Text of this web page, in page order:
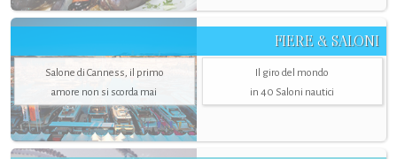
FIERE & SALONI
Salone di Canness, il primo
amore non si scorda mai
Il giro del mondo
in 40 Saloni nautici